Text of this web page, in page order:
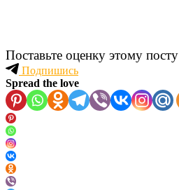
Поставьте оценку этому посту
Подпишись
Spread the love